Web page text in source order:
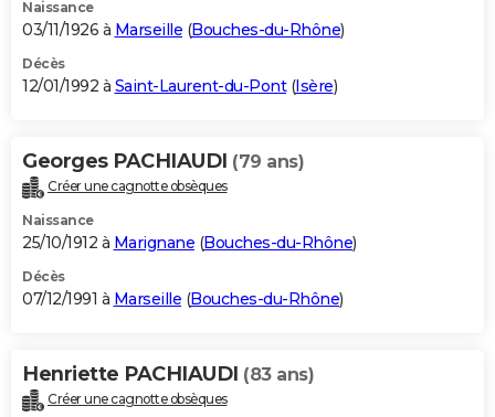
Naissance
03/11/1926 à Marseille (Bouches-du-Rhône)
Décès
12/01/1992 à Saint-Laurent-du-Pont(Isère)
Georges PACHIAUDI (79 ans)
Créer une cagnotte obsèques
Naissance
25/10/1912 à Marignane (Bouches-du-Rhône)
Décès
07/12/1991 à Marseille (Bouches-du-Rhône)
Henriette PACHIAUDI (83 ans)
Créer une cagnotte obsèques